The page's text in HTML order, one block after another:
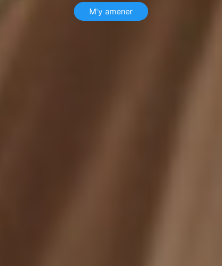
M'y amener